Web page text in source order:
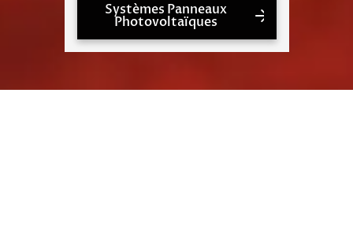
Systèmes Panneaux
Photovoltaïques